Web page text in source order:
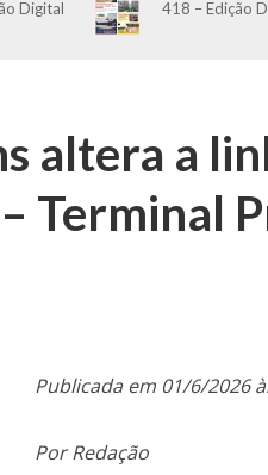
Digital 418 – Edição
altera a
Terminal
Publicada em 01/6/2026
Por Redação